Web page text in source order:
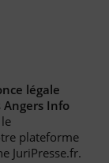
Légales
légale
Angers Info
plateforme
JuriPresse.fr.